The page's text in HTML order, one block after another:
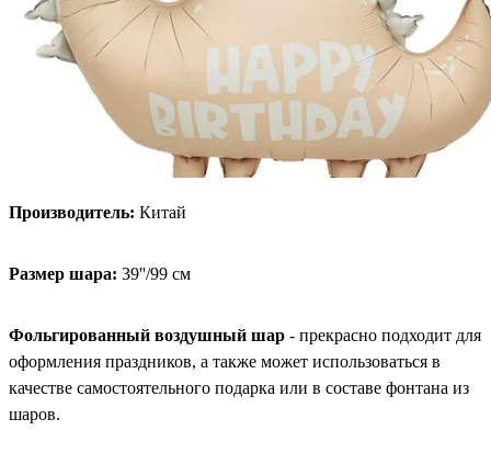
Производитель: Китай
Размер шара: 39''/99 см
Фольгированный воздушный шар - прекрасно подходит для
оформления праздников, а также может использоваться в
качестве самостоятельного подарка или в составе фонтана из
шаров.